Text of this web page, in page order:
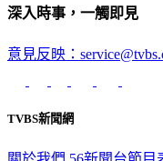
深入時事，一觸即見
意見反映：
TVBS新聞網